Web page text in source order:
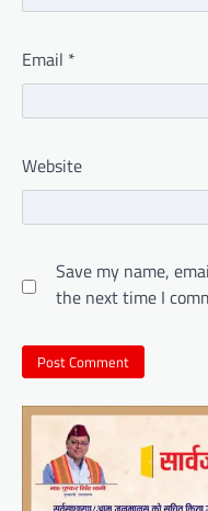
Email *
Website
Save my name,
the next time I